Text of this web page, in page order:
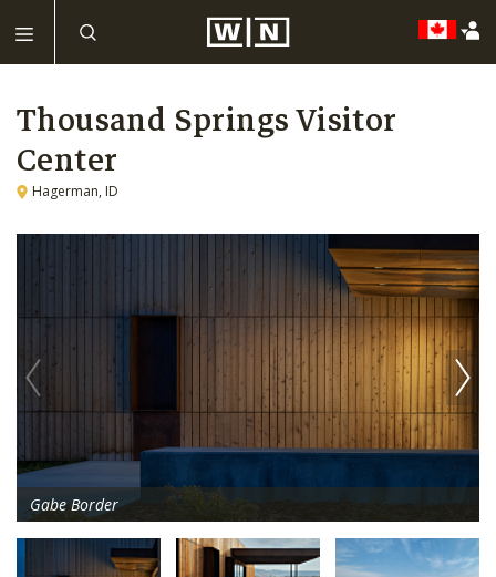
Thousand Springs Visitor
Center
Hagerman, ID
Gabe Border